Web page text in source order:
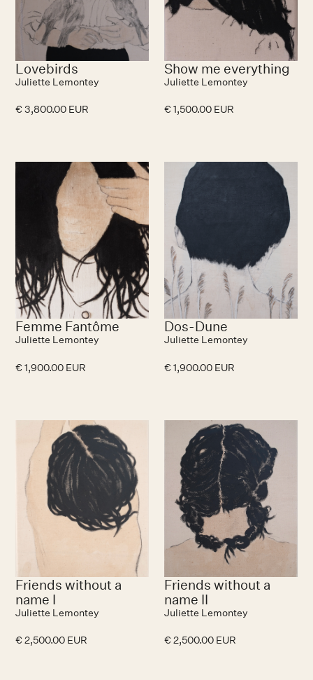
Lovebirds
Juliette Lemontey
€ 3,800.00 EUR
Show me everything
Juliette Lemontey
€ 1,500.00 EUR
Femme Fantôme
Juliette Lemontey
€ 1,900.00 EUR
Dos-Dune
Juliette Lemontey
€ 1,900.00 EUR
Friends without a
name I
Juliette Lemontey
€ 2,500.00 EUR
Friends without a
name II
Juliette Lemontey
€ 2,500.00 EUR